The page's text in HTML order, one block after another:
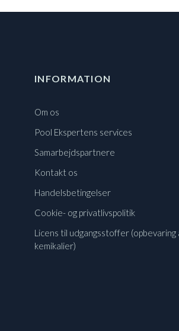
INFORMATION
Om os
Pool Ekspertens services
Samarbejdspartnere
Kontakt os
Handelsbetingelser
Cookie- og privatlivspolitik
Licens til udgangsstoffer (opbevaring
kemikalier)